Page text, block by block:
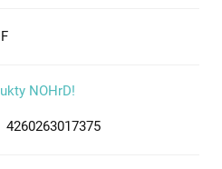
NOHrD!
4260263017375